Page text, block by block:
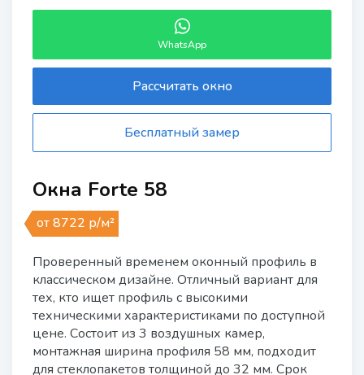
Окна Forte 58
от 8722 р/м²
Проверенный временем оконный профиль в
классическом дизайне. Отличный вариант для
тех, кто ищет профиль с высокими
техническими характеристиками по доступной
цене. Состоит из 3 воздушных камер,
монтажная ширина профиля 58 мм, подходит
для стеклопакетов толщиной до 32 мм. Срок
WhatsApp
Рассчитать окно
Бесплатный замер